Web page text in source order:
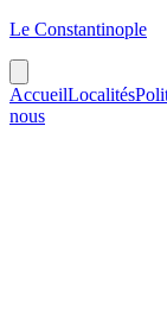
Le Constantinople
AccueilLocalités
nous